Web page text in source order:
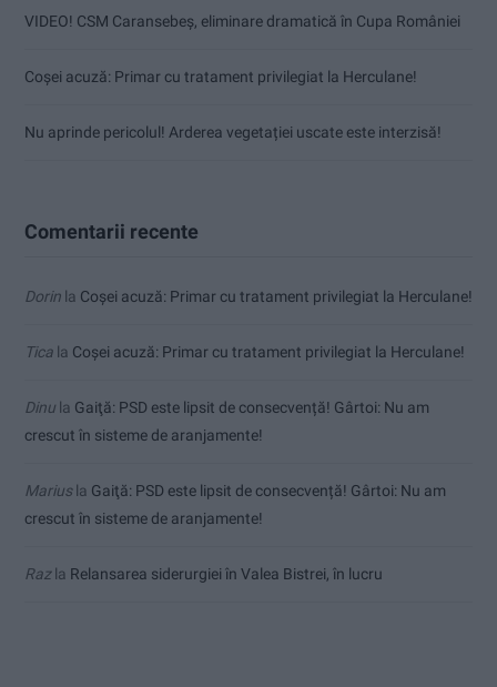
VIDEO! CSM Caransebeș, eliminare dramatică în Cupa României
Coșei acuză: Primar cu tratament privilegiat la Herculane!
Nu aprinde pericolul! Arderea vegetației uscate este interzisă!
Comentarii recente
Dorin la Coșei acuză: Primar cu tratament privilegiat la Herculane!
Tica la Coșei acuză: Primar cu tratament privilegiat la Herculane!
Dinu la Gaiţă: PSD este lipsit de consecvență! Gârtoi: Nu am
crescut în sisteme de aranjamente!
Mariusla Gaiţă: PSD este lipsit de consecvență! Gârtoi: Nu am
crescut în sisteme de aranjamente!
Razla Relansarea siderurgiei în Valea Bistrei, în lucru